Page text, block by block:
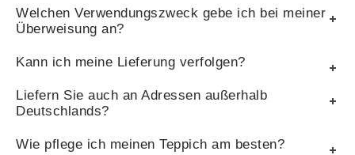
Welchen Verwendungszweck gebe ich bei meiner
Überweisung an?
Kann ich meine Lieferung verfolgen?
Liefern Sie auch an Adressen außerhalb
Deutschlands?
Wie pflege ich meinen Teppich am besten?